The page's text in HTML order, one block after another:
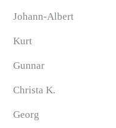
Johann-Albert
Kurt
Gunnar
Christa K.
Georg